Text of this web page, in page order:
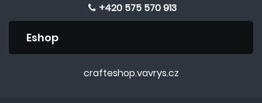
+420 575 570 913
Eshop
crafteshop.vavrys.cz